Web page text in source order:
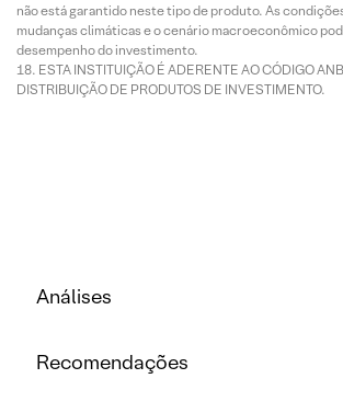
não está garantido neste tipo de produto. As
mudanças climáticas e o cenário macroeconômico
desempenho do investimento.
ESTA INSTITUIÇÃO É ADERENTE AO CÓDIGO
DISTRIBUIÇÃO DE PRODUTOS DE INVESTIMENTO.
Análises
Recomendações